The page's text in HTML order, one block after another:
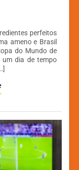
perfeitos
ameno e Brasil
do Mundo de
um dia de tempo